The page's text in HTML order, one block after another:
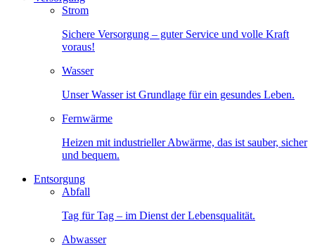
Strom
Sichere Versorgung – guter Service und volle Kraft
voraus!
Wasser
Unser Wasser ist Grundlage für ein gesundes Leben.
Fernwärme
Heizen mit industrieller Abwärme, das ist sauber, sicher
und bequem.
Entsorgung
Abfall
Tag für Tag – im Dienst der Lebensqualität.
Abwasser